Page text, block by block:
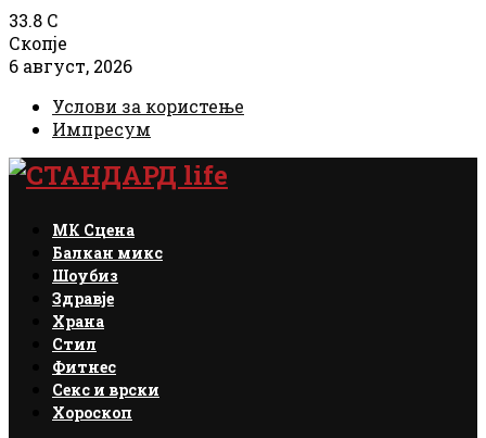
33.8 C
Скопје
6 август, 2026
Услови за користење
Импресум
Facebook
Instagram
Email
Rss
МК Сцена
Балкан микс
Шоубиз
Здравје
Храна
Стил
Фитнес
Секс и врски
Хороскоп